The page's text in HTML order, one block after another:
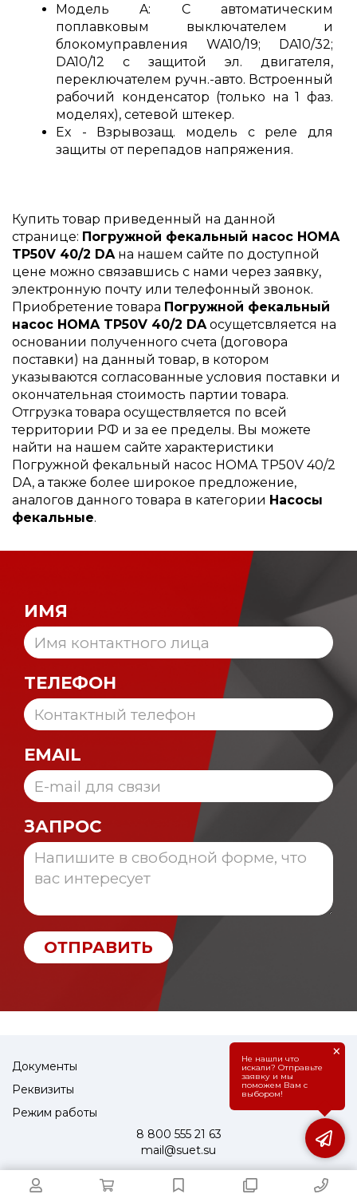
Модель A: С автоматическим
поплавковым выключателем и
блокомуправления WA10/19; DA10/32;
DA10/12 с защитой эл. двигателя,
переключателем ручн.-авто. Встроенный
рабочий конденсатор (только на 1 фаз.
моделях), сетевой штекер.
Ex - Взрывозащ. модель с реле для
защиты от перепадов напряжения.
Купить товар приведенный на данной
странице: Погружной фекальный насос HOMA
TP50V 40/2 DAна нашем сайте по доступной
цене можно связавшись с нами через заявку,
электронную почту или телефонный звонок.
Приобретение товара Погружной фекальный
насос HOMA TP50V 40/2 DAосущетсвляется на
основании полученного счета (договора
поставки) на данный товар, в котором
указываются согласованные условия поставки и
окончательная стоимость партии товара.
Отгрузка товара осуществляется по всей
территории РФ и за ее пределы. Вы можете
найти на нашем сайте характеристики
Погружной фекальный насос HOMA TP50V 40/2
DA, а также более широкое предложение,
аналогов данного товара в категории Насосы
фекальные.
ИМЯ
ТЕЛЕФОН
EMAIL
ЗАПРОС
ОТПРАВИТЬ
Документы
Реквизиты
Режим работы
8 800 555 21 63
mail@suet.su
Не нашли что
искали? Отправьте
заявку и мы
поможем Вам с
выбором!
×